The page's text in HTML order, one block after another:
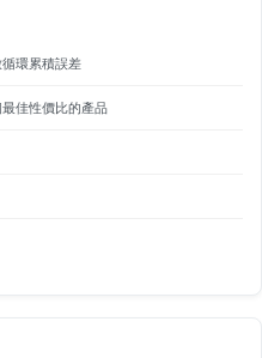
環累積誤差
佳性價比的產品